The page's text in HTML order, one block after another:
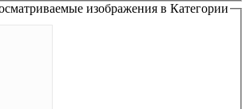
изображения в Категории